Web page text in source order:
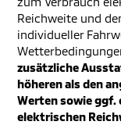
Reichweite und
individueller
zusätzliche
höheren als den
Werten sowie ggf.
elektrischen